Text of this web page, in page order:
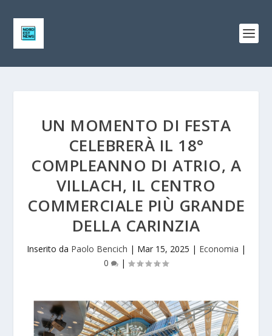
UN MOMENTO DI FESTA
CELEBRERÀ IL 18°
COMPLEANNO DI ATRIO, A
VILLACH, IL CENTRO
COMMERCIALE PIÙ GRANDE
DELLA CARINZIA
Inserito da Paolo Bencich | Mar 15, 2025 | Economia |
0
|